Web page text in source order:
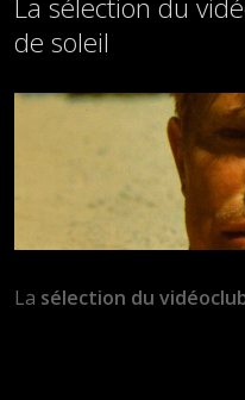
La sélection du
de soleil
La sélection du